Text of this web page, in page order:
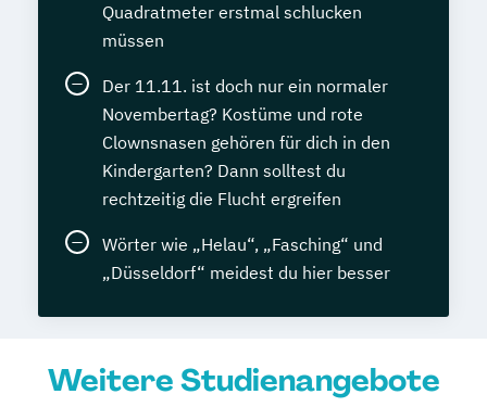
Quadratmeter erstmal schlucken
müssen
Der 11.11. ist doch nur ein normaler
Novembertag? Kostüme und rote
Clownsnasen gehören für dich in den
Kindergarten? Dann solltest du
rechtzeitig die Flucht ergreifen
Wörter wie „Helau“, „Fasching“ und
„Düsseldorf“ meidest du hier besser
Weitere Studienangebote